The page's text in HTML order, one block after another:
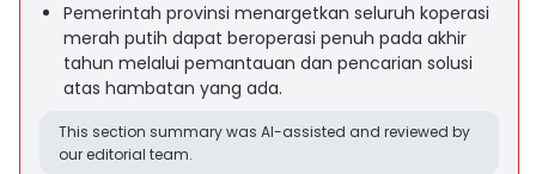
Pemerintah provinsi menargetkan seluruh koperasi
merah putih dapat beroperasi penuh pada akhir
tahun melalui pemantauan dan pencarian solusi
atas hambatan yang ada.
This section summary was AI-assisted and reviewed by
our editorial team.